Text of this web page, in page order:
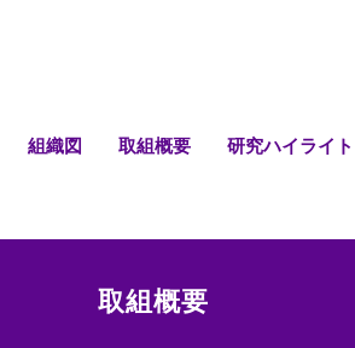
組織図 取組概要 研究ハイライト
取組概要